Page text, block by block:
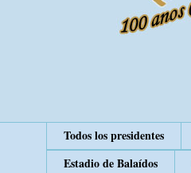
Todos los presidentes
Estadio de Balaídos